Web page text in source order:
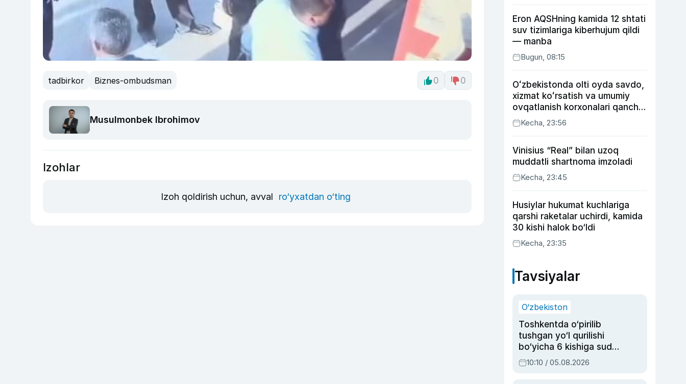
tadbirkor Biznes-ombudsman 0 0
Musulmonbek Ibrohimov
Izohlar
Izoh qoldirish uchun, avval ro‘yxatdan o‘ting
Eron AQSHning kamida 12 shtati
suv tizimlariga kiberhujum qildi
— manba
Bugun, 08:15
Oʻzbekistonda olti oyda savdo,
xizmat koʻrsatish va umumiy
ovqatlanish korxonalari qancha
soliq toʻlagani ochiqlandi
Kecha, 23:56
Vinisius “Real” bilan uzoq
muddatli shartnoma imzoladi
Kecha, 23:45
Husiylar hukumat kuchlariga
qarshi raketalar uchirdi, kamida
30 kishi halok bo‘ldi
Kecha, 23:35
Tavsiyalar
O‘zbekiston
Toshkentda o‘pirilib
tushgan yo‘l qurilishi
bo‘yicha 6 kishiga sud
hukmi o‘qildi
10:10 / 05.08.2026